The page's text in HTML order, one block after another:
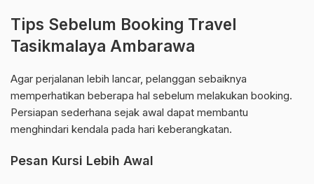
Tips Sebelum Booking Travel
Tasikmalaya Ambarawa
Agar perjalanan lebih lancar, pelanggan sebaiknya
memperhatikan beberapa hal sebelum melakukan booking.
Persiapan sederhana sejak awal dapat membantu
menghindari kendala pada hari keberangkatan.
Pesan Kursi Lebih Awal